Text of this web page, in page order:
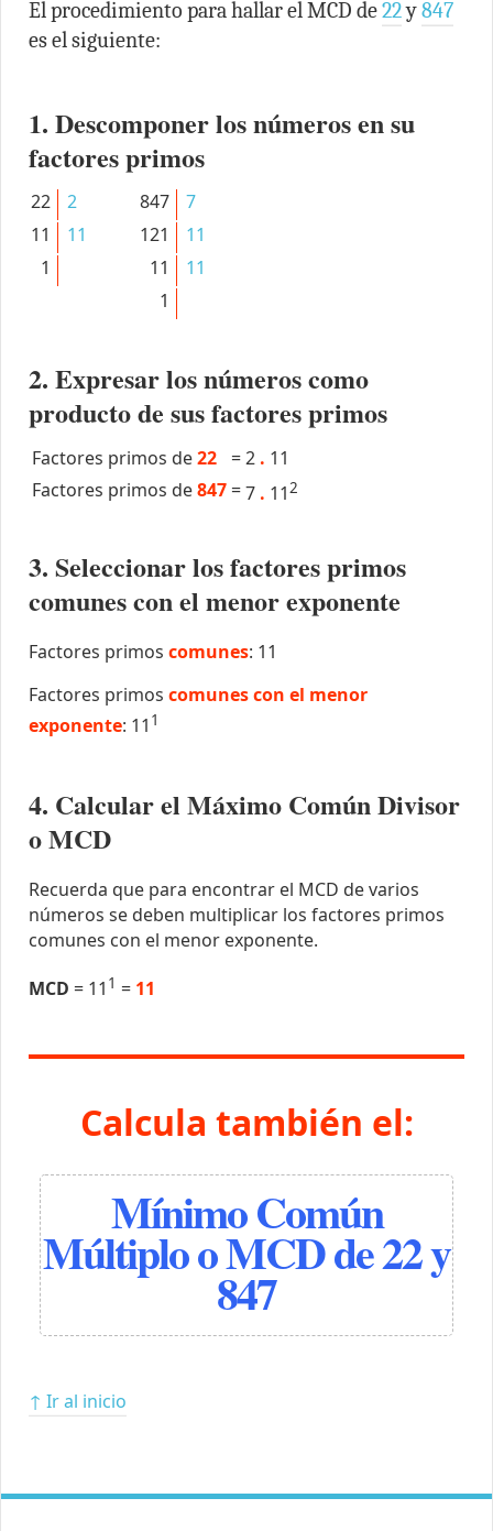
El procedimiento para hallar el MCD de22y847
es el siguiente:
1. Descomponer los números en su
factores primos
22
2
11
11
1
847
7
121
11
11
11
1
2. Expresar los números como
producto de sus factores primos
Factores primos de22 =2 . 11
Factores primos de847 =7 . 112
3. Seleccionar los factores primos
comunes con el menor exponente
Factores primos comunes: 11
Factores primos comunes con el menor
exponente: 11 1
4. Calcular el Máximo Común Divisor
o MCD
Recuerda que para encontrar el MCD de varios
números se deben multiplicar los factores primos
comunes con el menor exponente.
MCD = 11 1 = 11
Calcula también el:
Mínimo Común
Múltiplo o MCD de 22 y
847
↑ Ir al inicio